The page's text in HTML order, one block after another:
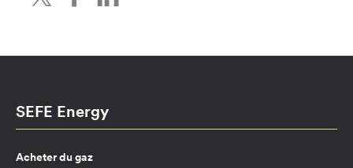
SEFE Energy
Acheter du gaz